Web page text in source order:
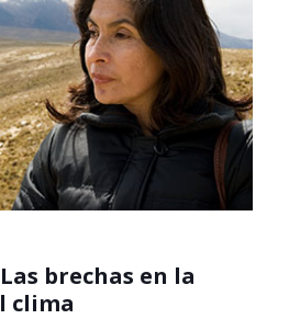
brechas en la
clima